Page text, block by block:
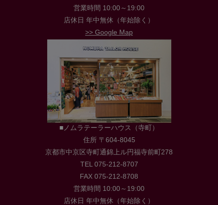
営業時間 10:00～19:00
店休日 年中無休（年始除く）
>> Google Map
■ノムラテーラーハウス（寺町）
住所 〒604-8045
京都市中京区寺町通錦上ル円福寺前町278
TEL 075-212-8707
FAX 075-212-8708
営業時間 10:00～19:00
店休日 年中無休（年始除く）